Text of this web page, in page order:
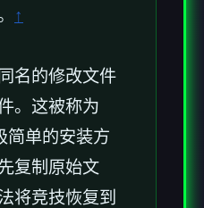
↑
名的修改文件
。这被称为
简单的安装方
复制原始文
将竞技恢复到